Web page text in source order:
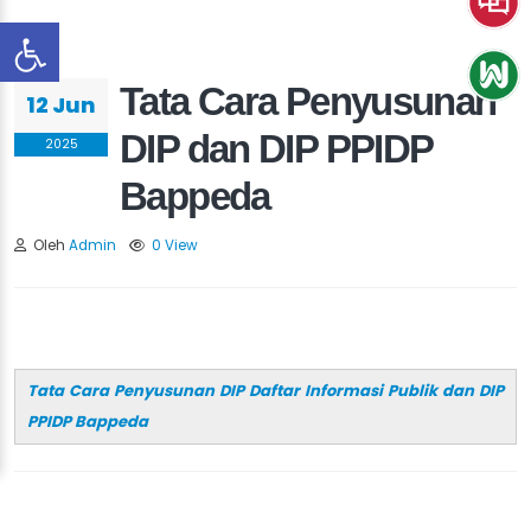
12 Jun
2025
Tata Cara Penyusunan
DIP dan DIP PPIDP
Bappeda
Oleh Admin 0 View
Tata Cara Penyusunan DIP Daftar Informasi Publik dan DIP
PPIDP Bappeda